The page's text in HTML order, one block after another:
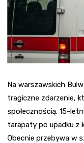
Na warszawskich
tragiczne zdarzenie,
społecznością. 15-
tarapaty po upadku z
Obecnie przebywa w